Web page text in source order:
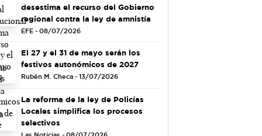
desestima el recurso del Gobierno
regional contra la ley de amnistía
EFE - 08/07/2026
El 27 y el 31 de mayo serán los
festivos autonómicos de 2027
Rubén M. Checa - 13/07/2026
La reforma de la ley de Policías
Locales simplifica los procesos
selectivos